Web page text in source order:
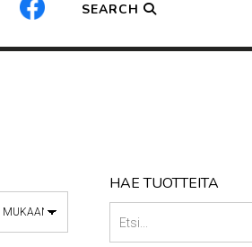
SEARCH
HAE TUOTTEITA